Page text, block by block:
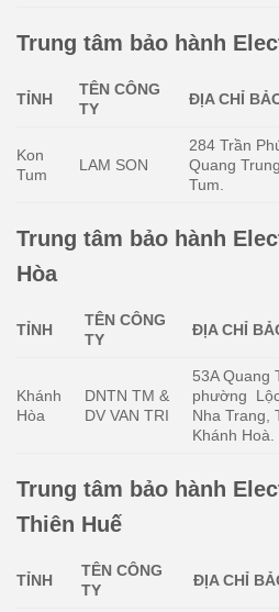
Trung tâm bảo hành
TỈNH
TÊN CÔNG
TY
ĐỊA CHỈ
Kon
Tum
LAM SON
284 Trần
Quang
Tum.
Trung tâm bảo hành
Hòa
TỈNH
TÊN CÔNG
TY
ĐỊA CHỈ
Khánh
Hòa
DNTN TM &
DV VAN TRI
53A Quang
phường
Nha Trang,
Khánh Hoà.
Trung tâm bảo hành
Thiên Huế
TỈNH
TÊN CÔNG
TY
ĐỊA CHỈ